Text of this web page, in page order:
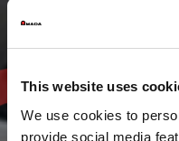
This website uses
We use cookies to
provide social media